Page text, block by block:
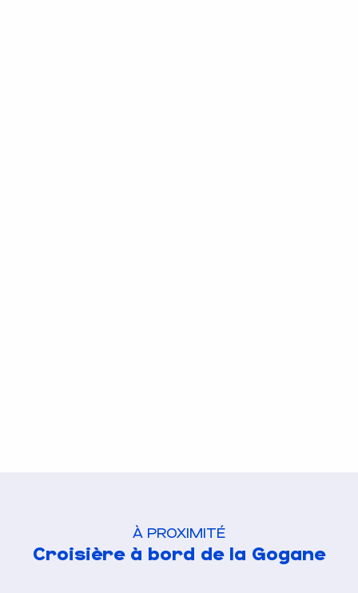
À PROXIMITÉ
Croisière à bord de la Gogane